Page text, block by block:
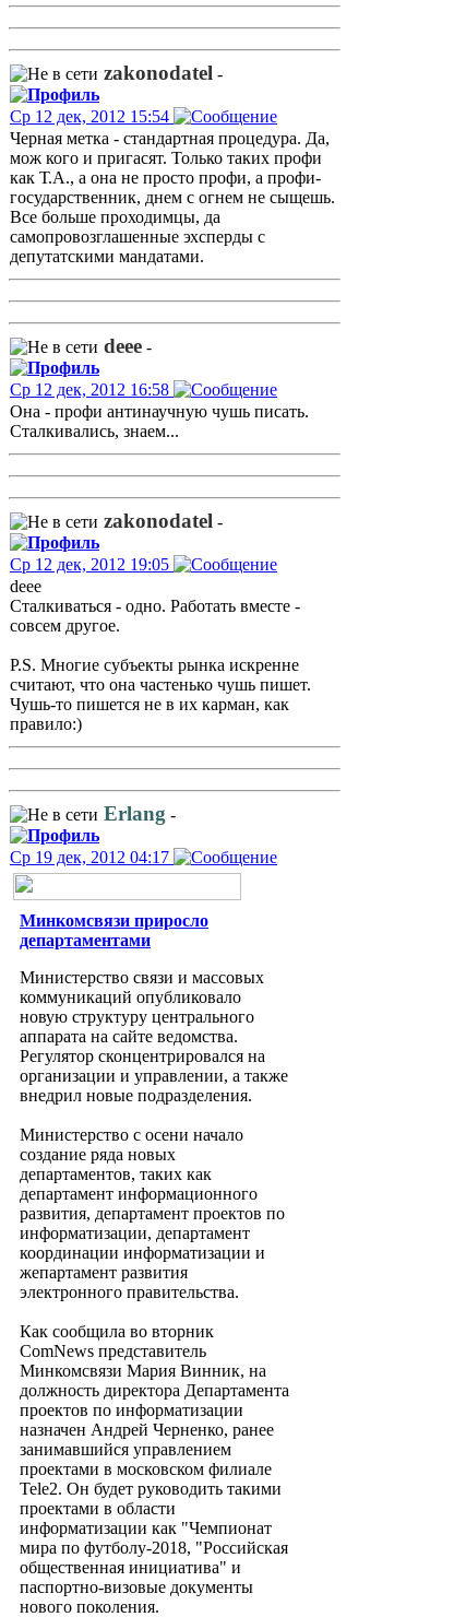
zakonodatel -
Ср 12 дек, 2012 15:54
Черная метка - стандартная процедура. Да,
мож кого и пригасят. Только таких профи
как Т.А., а она не просто профи, а профи-
государственник, днем с огнем не сыщешь.
Все больше проходимцы, да
самопровозглашенные эхсперды с
депутатскими мандатами.
deee -
Ср 12 дек, 2012 16:58
Она - профи антинаучную чушь писать.
Сталкивались, знаем...
zakonodatel -
Ср 12 дек, 2012 19:05
deee
Сталкиваться - одно. Работать вместе -
совсем другое.
P.S. Многие субъекты рынка искренне
считают, что она частенько чушь пишет.
Чушь-то пишется не в их карман, как
правило:)
Erlang -
Ср 19 дек, 2012 04:17
Минкомсвязи приросло
департаментами
Министерство связи и массовых
коммуникаций опубликовало
новую структуру центрального
аппарата на сайте ведомства.
Регулятор сконцентрировался на
организации и управлении, а также
внедрил новые подразделения.
Министерство с осени начало
создание ряда новых
департаментов, таких как
департамент информационного
развития, департамент проектов по
информатизации, департамент
координации информатизации и
жепартамент развития
электронного правительства.
Как сообщила во вторник
ComNews представитель
Минкомсвязи Мария Винник, на
должность директора Департамента
проектов по информатизации
назначен Андрей Черненко, ранее
занимавшийся управлением
проектами в московском филиале
Tele2. Он будет руководить такими
проектами в области
информатизации как "Чемпионат
мира по футболу-2018, "Российская
общественная инициатива" и
паспортно-визовые документы
нового поколения.